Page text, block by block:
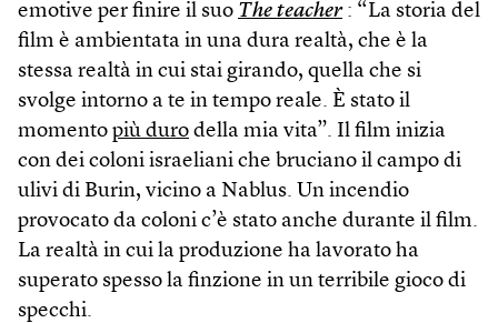
emotive per finire il suo The teacher: “La storia del
film è ambientata in una dura realtà, che è la
stessa realtà in cui stai girando, quella che si
svolge intorno a te in tempo reale. È stato il
momento più duro della mia vita”. Il film inizia
con dei coloni israeliani che bruciano il campo di
ulivi di Burin, vicino a Nablus. Un incendio
provocato da coloni c’è stato anche durante il film.
La realtà in cui la produzione ha lavorato ha
superato spesso la finzione in un terribile gioco di
specchi.